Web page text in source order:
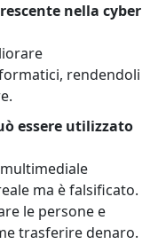
nella cyber
rendendoli
essere utilizzato
ma è falsificato.
le persone e
trasferire denaro.